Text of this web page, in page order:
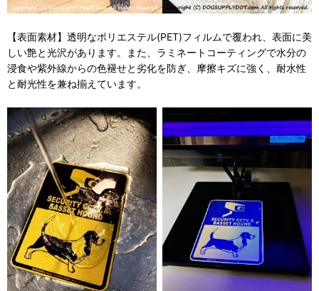
【表面素材】透明なポリエステル(PET)フィルムで覆われ、表面に美
しい艶と光沢があります。また、ラミネートコーティングで水分の
浸食や紫外線からの色褪せと劣化を防ぎ、摩擦キズに強く、耐水性
と耐光性を兼ね揃えています。